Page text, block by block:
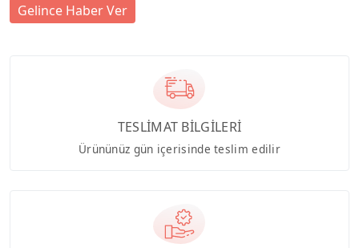
Gelince Haber Ver
TESLİMAT BİLGİLERİ
Ürününüz gün içerisinde teslim edilir